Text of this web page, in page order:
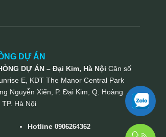
DỰ ÁN
DỰ ÁN – Đại Kim, Hà Nội Căn số
E, KDT The Manor Central Park
Nguyễn Xiển, P. Đại Kim, Q. Hoàng
TP. Hà Nội
Hotline0906264362